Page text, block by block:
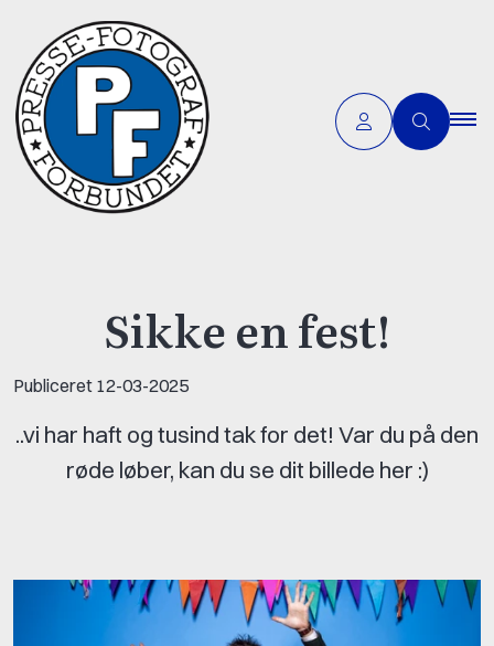
Sikke en fest!
Publiceret 12-03-2025
..vi har haft og tusind tak for det! Var du på den
røde løber, kan du se dit billede her :)